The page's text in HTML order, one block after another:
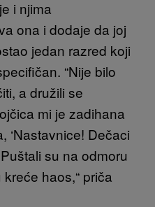
i njima
ona i dodaje da joj
jedan razred koji
“Nije bilo
a družili se
mi je zadihana
‘Nastavnice! Dečaci
su na odmoru
kreće haos,“ priča